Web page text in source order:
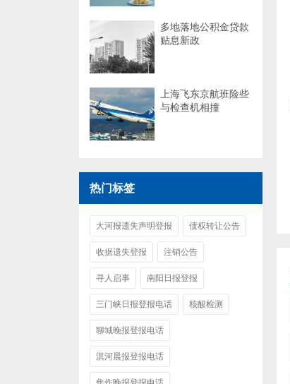
多地落地公积金贷款
贴息新政
上海飞东京航班险些
与检查机相撞
热门标签
大河报遗失声明登报 债权转让公告
收据遗失登报 注销公告
寻人启事 南阳日报登报
三门峡日报登报电话 核酸检测
聊城晚报登报电话
淇河晨报登报电话